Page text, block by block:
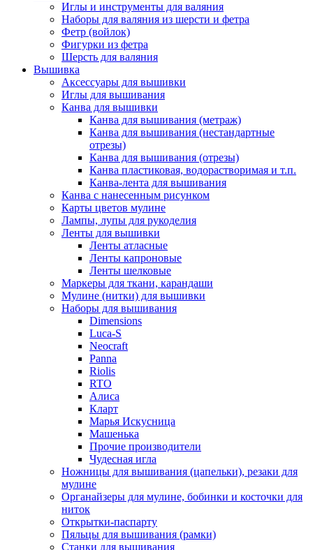
Иглы и инструменты для валяния
Наборы для валяния из шерсти и фетра
Фетр (войлок)
Фигурки из фетра
Шерсть для валяния
Вышивка
Аксессуары для вышивки
Иглы для вышивания
Канва для вышивки
Канва для вышивания (метраж)
Канва для вышивания (нестандартные
отрезы)
Канва для вышивания (отрезы)
Канва пластиковая, водорастворимая и т.п.
Канва-лента для вышивания
Канва с нанесенным рисунком
Карты цветов мулине
Лампы, лупы для рукоделия
Ленты для вышивки
Ленты атласные
Ленты капроновые
Ленты шелковые
Маркеры для ткани, карандаши
Мулине (нитки) для вышивки
Наборы для вышивания
Dimensions
Luca-S
Neocraft
Panna
Riolis
RTO
Алиса
Кларт
Марья Искусница
Машенька
Прочие производители
Чудесная игла
Ножницы для вышивания (цапельки), резаки для
мулине
Органайзеры для мулине, бобинки и косточки для
ниток
Открытки-паспарту
Пяльцы для вышивания (рамки)
Станки для вышивания